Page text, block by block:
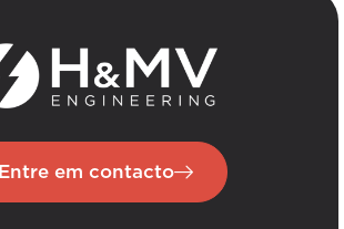
Entre em contacto